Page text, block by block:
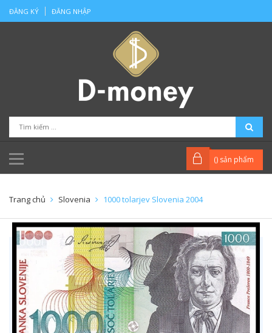
ĐĂNG KÝ ĐĂNG NHẬP
() sản phẩm
Trang chủ Slovenia 1000 tolarjev Slovenia 2004